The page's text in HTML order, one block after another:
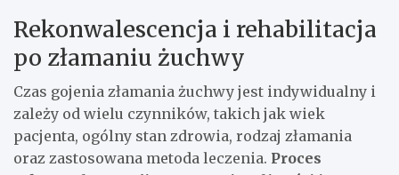
Rekonwalescencja i rehabilitacja
po złamaniu żuchwy
Czas gojenia złamania żuchwy jest indywidualny i
zależy od wielu czynników, takich jak wiek
pacjenta, ogólny stan zdrowia, rodzaj złamania
oraz zastosowana metoda leczenia. Proces